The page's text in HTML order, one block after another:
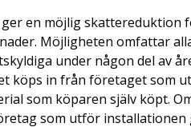
en möjlig skattereduktion
Möjligheten omfattar
under någon del av
köps in från företaget som
som köparen själv köpt.
som utför